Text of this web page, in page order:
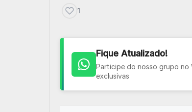
1
Fique Atualizado!
Participe do nosso grupo no
exclusivas